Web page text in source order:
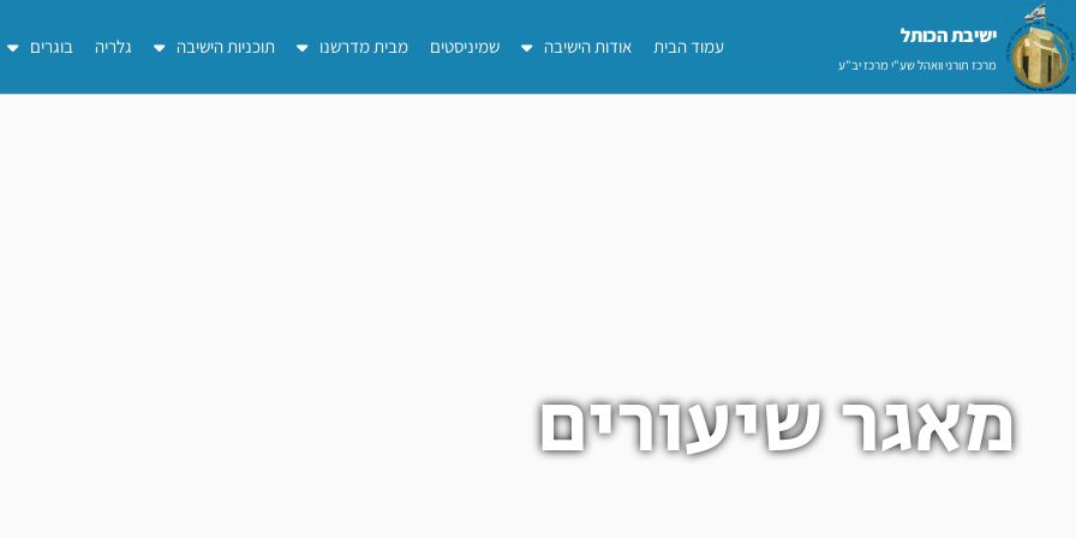
דילוג
לתוכן
ישיבת הכותל​
מרכז תורני וואהל שע"י מרכז יב"ע
עמוד הבית אודות הישיבה שמיניסטים מבית מדרשנו תוכניות הישיבה גלריה בוגרים
מאגר שיעורים